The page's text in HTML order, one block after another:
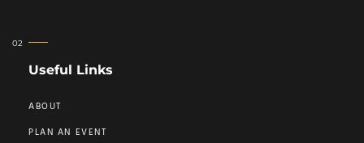
Useful Links
ABOUT
PLAN AN EVENT